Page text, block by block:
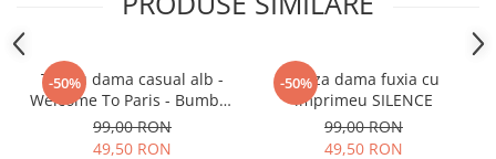
-50%
Tricou dama casual alb -
Welcome To Paris - Bumbac
Organic
99,00 RON
49,50 RON
-50%
Bluza dama fuxia cu
imprimeu SILENCE
99,00 RON
49,50 RON